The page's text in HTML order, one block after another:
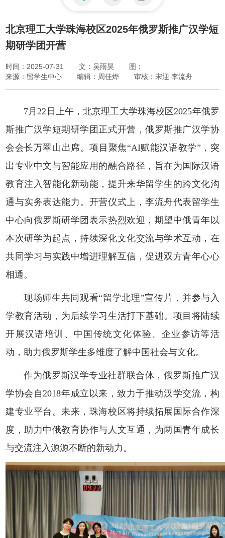
北京理工大学珠海校区2025年俄罗斯推广汉学短
期研学团开营
时间：2025-07-31 文：吴雨昊
图：
来源：留学生中心
编辑：周佳烨 审核：宋迎 李流舟
7月22日上午，北京理工大学珠海校区2025年俄罗
斯推广汉学短期研学团正式开营，俄罗斯推广汉学协
会会长万翠山出席。项目聚焦“AI赋能汉语教学”，突
出专业中文与智能应用的融合路径，旨在为国际汉语
教育注入智能化新动能，提升来华留学生的跨文化沟
通与实务表达能力。开营仪式上，李流舟代表留学生
中心向俄罗斯研学团表示热烈欢迎，期望中俄青年以
本次研学为起点，持续深化文化交流与学术互动，在
共同学习与实践中增进理解互信，促进双方青年心心
相通。
现场师生共同观看“留学北理”宣传片，并参与入
学教育活动，为后续学习生活打下基础。项目将陆续
开展汉语培训、中国传统文化体验、企业参访等活
动，助力俄罗斯学生多维度了解中国社会与文化。
作为俄罗斯汉学专业社群联合体，俄罗斯推广汉
学协会自2018年成立以来，致力于推动汉学交流，构
建专业平台。未来，珠海校区将持续拓展国际合作深
度，助力中俄教育协作与人文互通，为两国青年成长
与交流注入源源不断的新动力。